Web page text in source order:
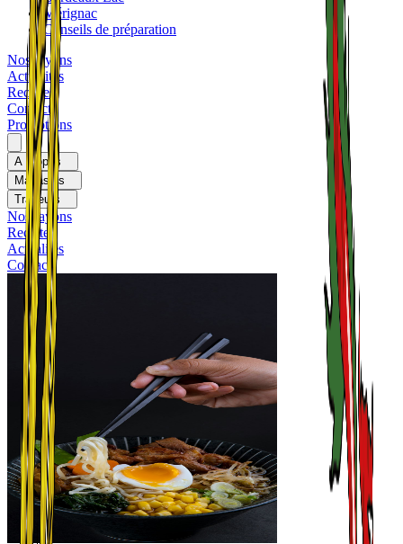
Mérignac
Conseils de préparation
Nos rayons
Actualités
Recettes
Contact
Promotions
A propos
Magasins
Traiteurs
Nos rayons
Recettes
Actualités
Contact